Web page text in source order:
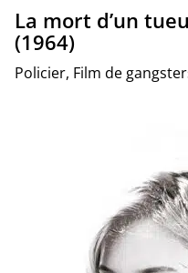
La mort d’un
(1964)
Policier, Film de